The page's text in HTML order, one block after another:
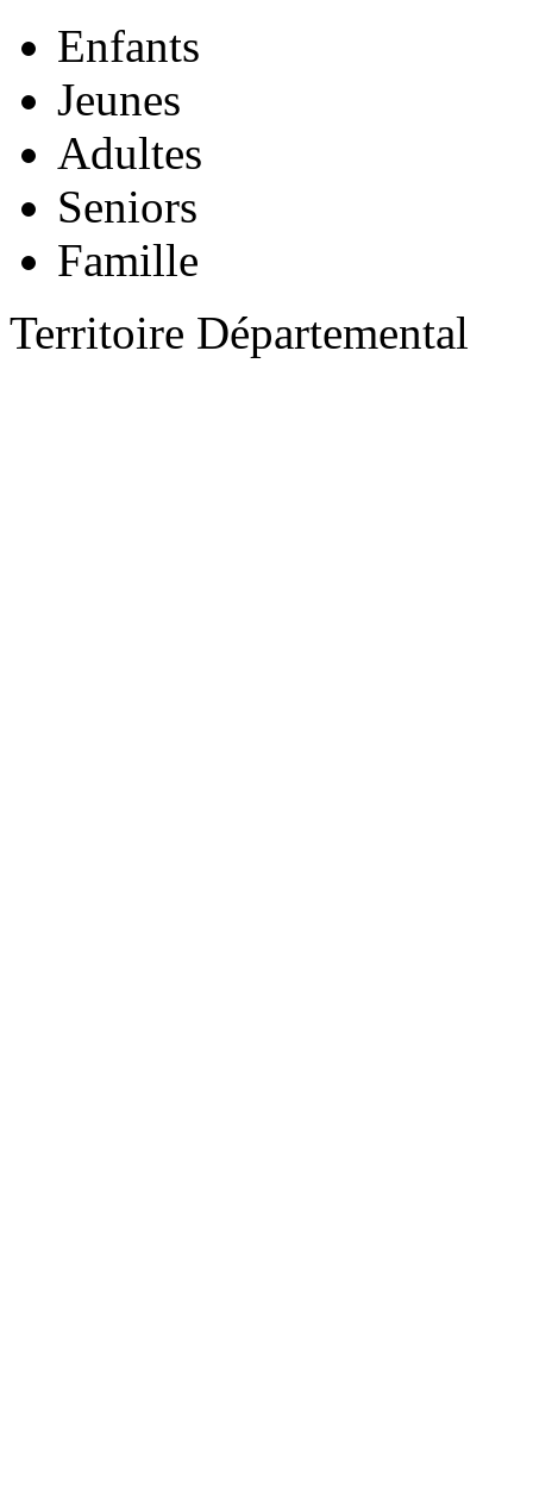
Enfants
Jeunes
Adultes
Seniors
Famille
Territoire Départemental